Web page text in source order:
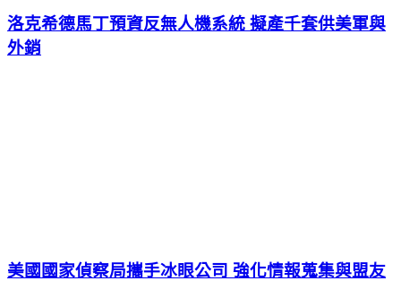
洛克希德馬丁預資反無人機系統 擬產千套供美軍與
外銷
美國國家偵察局攜手冰眼公司 強化情報蒐集與盟友